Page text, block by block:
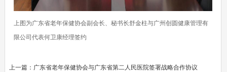
上图为广东省老年保健协会副会长、秘书长舒金柱与广州创圆健康管理有
限公司代表何卫康经理签约
上一篇： 广东省老年保健协会与广东省第二人民医院签署战略合作协议